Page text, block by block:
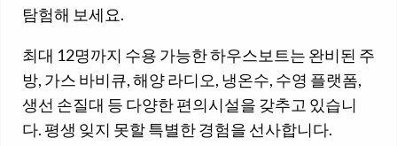
탐험해 보세요.
최대 12명까지 수용 가능한 하우스보트는 완비된 주
방, 가스 바비큐, 해양 라디오, 냉온수, 수영 플랫폼,
생선 손질대 등 다양한 편의시설을 갖추고 있습니
다. 평생 잊지 못할 특별한 경험을 선사합니다.